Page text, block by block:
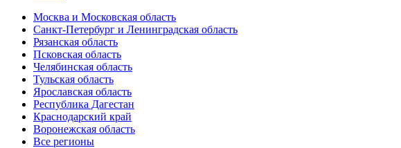
Москва и Московская область
Санкт-Петербург и Ленинградская область
Рязанская область
Псковская область
Челябинская область
Тульская область
Ярославская область
Республика Дагестан
Краснодарский край
Воронежская область
Все регионы